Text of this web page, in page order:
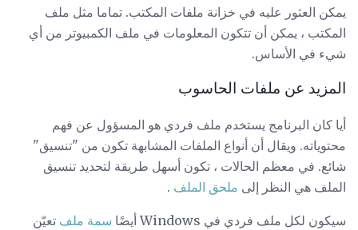
يمكن العثور عليه في خزانة ملفات المكتب. تماما مثل ملف
المكتب ، يمكن أن تتكون المعلومات في ملف الكمبيوتر من أي
شيء في الأساس.
المزيد عن ملفات الحاسوب
أيا كان البرنامج يستخدم ملف فردي هو المسؤول عن فهم
محتوياته. ويقال أن أنواع الملفات المشابهة تكون من "تنسيق"
شائع. في معظم الحالات ، تكون أسهل طريقة لتحديد تنسيق
الملف هي النظر إلى ملحق الملف .
سيكون لكل ملف فردي في Windows أيضًا سمة ملف تعيّن